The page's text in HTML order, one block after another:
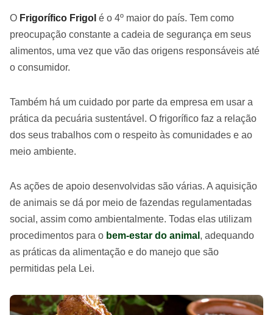
O Frigorífico Frigol é o 4º maior do país. Tem como
preocupação constante a cadeia de segurança em seus
alimentos, uma vez que vão das origens responsáveis até
o consumidor.
Também há um cuidado por parte da empresa em usar a
prática da pecuária sustentável. O frigorífico faz a relação
dos seus trabalhos com o respeito às comunidades e ao
meio ambiente.
As ações de apoio desenvolvidas são várias. A aquisição
de animais se dá por meio de fazendas regulamentadas
social, assim como ambientalmente. Todas elas utilizam
procedimentos para o bem-estar do animal , adequando
as práticas da alimentação e do manejo que são
permitidas pela Lei.